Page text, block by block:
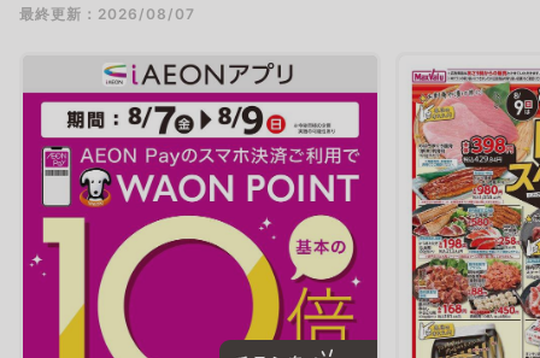
最終更新：2026/08/07